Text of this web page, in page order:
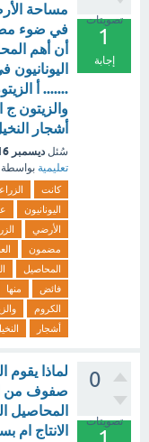
تصويتات
1
إجابة
مساحة
في ضوء
أن أهم
....... أ
والزيتون ج
أشجار
سُئل ديسمبر 16، 2025
تعليمية بواسطة
كانت
اليونانيون
الأرضي
مضمون
المحاصيل
فائض
منها
الكروم
أشجار
0
تصويتات
لماذا يقوم
صفوف من
المحاصيل
الانتاج